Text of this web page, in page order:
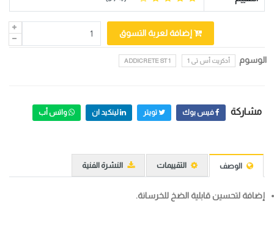
إضافة لعربة التسوق
الوسوم أدكريت أس تى 1 ADDICRETE ST 1
مشاركة فيس بوك تويتر لينكيد ان واتس أب
الوصف التقييمات النشرة الفنية
إضافة لتحسين قابلية الضخ للخرسانة.